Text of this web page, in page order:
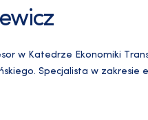
w Katedrze Ekonomiki
Specjalista w zakresie